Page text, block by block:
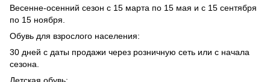
Весенне-осенний сезон с 15 марта по 15 мая и с 15 сентября
по 15 ноября.
Обувь для взрослого населения:
30 дней с даты продажи через розничную сеть или с начала
сезона.